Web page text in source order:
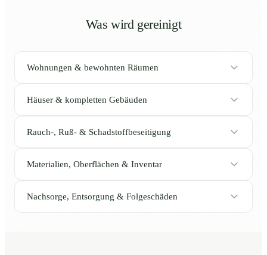
Was wird gereinigt
Wohnungen & bewohnten Räumen
Häuser & kompletten Gebäuden
Rauch-, Ruß- & Schadstoffbeseitigung
Materialien, Oberflächen & Inventar
Nachsorge, Entsorgung & Folgeschäden